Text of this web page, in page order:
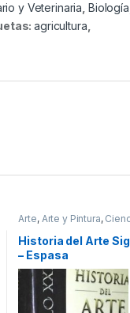
y Veterinaria Biología
agricultura
Arte, Arte y Pintura,
Dibujo y
Historia,Historia del Arte
Profesionales y
Historia del Arte
– Espasa